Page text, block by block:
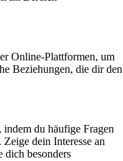
Online-Plattformen, um
Beziehungen, die dir den
du häufige Fragen
dein Interesse an
dich besonders